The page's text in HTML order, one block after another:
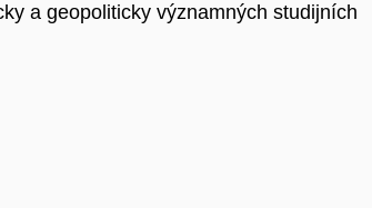
a geopoliticky významných studijních